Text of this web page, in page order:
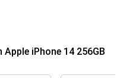
vorgenommen. Das
wie im letzten Jahr, ist aber
iPhone 14 256GB